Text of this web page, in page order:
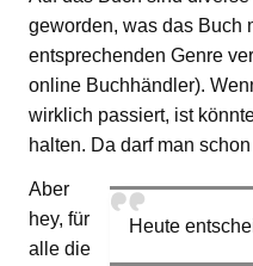
geworden, was das Buch
entsprechenden Genre
online Buchhändler).
wirklich passiert, ist
halten. Da darf man
Heute
Aber
hey, für
alle die